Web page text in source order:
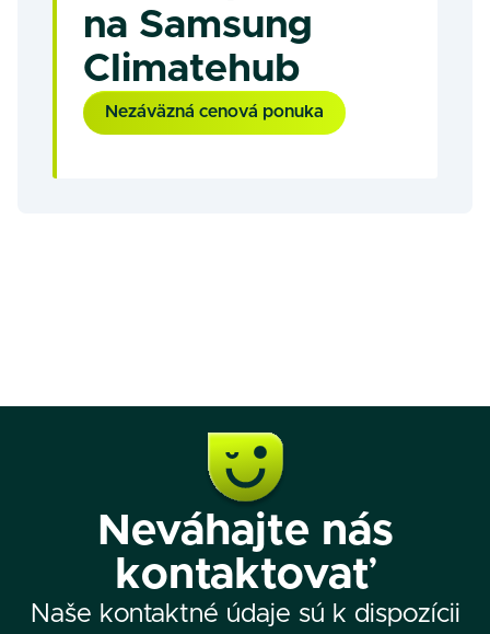
na Samsung
Climatehub
Nezáväzná cenová ponuka
Neváhajte nás
kontaktovať
Naše kontaktné údaje sú k dispozícii